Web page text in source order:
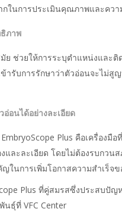
ในการประเมินคุณภาพและคว
ภาพ
ช่วยให้การระบุตำแหน่งแล
รับการรักษาว่าตัวอ่อนจะไม่
อนได้อย่างละเอียด
Plus คือเครื่อง
ละละเอียด โดยไม่ต้องรบกว
นการเพิ่มโอกาสความสำเร็จข
Plus ที่คู่สมรสซึ่งประสบปั
ธุ์ที่ VFC Center